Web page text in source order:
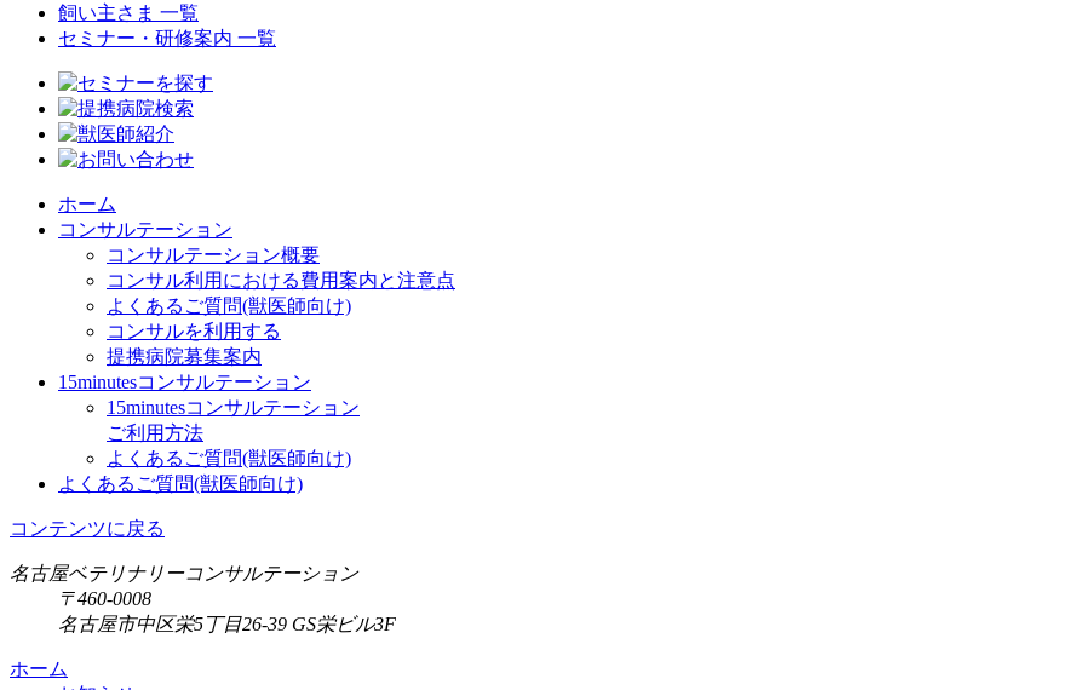
飼い主さま 一覧
セミナー・研修案内 一覧
ホーム
コンサルテーション
コンサルテーション概要
コンサル利用における費用案内と注意点
よくあるご質問(獣医師向け)
コンサルを利用する
提携病院募集案内
15minutesコンサルテーション
15minutesコンサルテーション
ご利用方法
よくあるご質問(獣医師向け)
よくあるご質問(獣医師向け)
コンテンツに戻る
名古屋ベテリナリーコンサルテーション
〒460-0008
名古屋市中区栄5丁目26-39 GS栄ビル3F
ホーム